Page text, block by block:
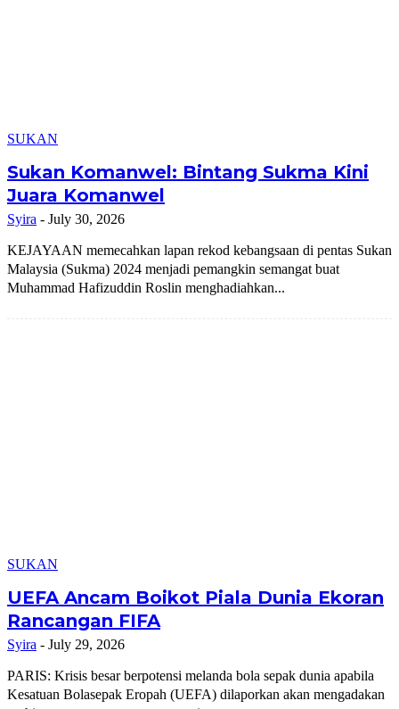
SUKAN
Sukan Komanwel: Bintang Sukma Kini
Juara Komanwel
Syira - July 30, 2026
KEJAYAAN memecahkan lapan rekod kebangsaan di pentas Sukan
Malaysia (Sukma) 2024 menjadi pemangkin semangat buat
Muhammad Hafizuddin Roslin menghadiahkan...
SUKAN
UEFA Ancam Boikot Piala Dunia Ekoran
Rancangan FIFA
Syira - July 29, 2026
PARIS: Krisis besar berpotensi melanda bola sepak dunia apabila
Kesatuan Bolasepak Eropah (UEFA) dilaporkan akan mengadakan